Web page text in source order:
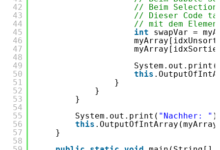
42
43
44
45
46
47
48
49
50
51
52
53
54
55
56
57
58
// Beim Selection
// Dieser
// mit dem
int
swapVar =
System.out.print(
this
}
}
}
System.out.print( "Nachher: "
this
}